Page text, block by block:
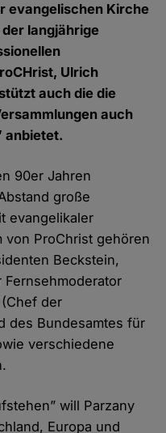
evangelischen Kirche
langjährige
Ulrich
auch die die
auch
anbietet.
90er Jahren
große
evangelikaler
von ProChrist gehören
Beckstein,
der
des Bundesamtes für
verschiedene
will Parzany
Europa und